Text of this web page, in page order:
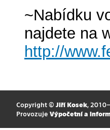
~Nabídku
najdete na
http://
Copyright © Jiří Kosek,
Provozuje Výpočetní a